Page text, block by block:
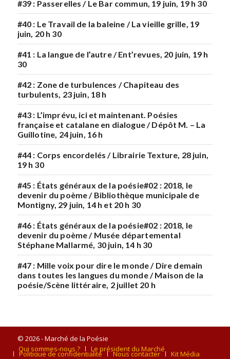
#39 : Passerelles / Le Bar commun, 19 juin, 19 h 30
#40 : Le Travail de la baleine / La vieille grille, 19
juin, 20 h 30
#41 : La langue de l’autre / Ent’revues, 20 juin, 19 h
30
#42 : Zone de turbulences / Chapiteau des
turbulents, 23 juin, 18 h
#43 : L’imprévu, ici et maintenant. Poésies
française et catalane en dialogue / Dépôt M. – La
Guillotine, 24 juin, 16 h
#44 : Corps encordelés / Librairie Texture, 28 juin,
19 h 30
#45 : États généraux de la poésie#02 : 2018, le
devenir du poème / Bibliothèque municipale de
Montigny, 29 juin, 14 h et 20 h 30
#46 : États généraux de la poésie#02 : 2018, le
devenir du poème / Musée départemental
Stéphane Mallarmé, 30 juin, 14 h 30
#47 : Mille voix pour dire le monde / Dire demain
dans toutes les langues du monde / Maison de la
poésie/Scène littéraire, 2 juillet 20 h
© 2026 - Marché de la Poésie
Qui sommes-nous ?
Le président du Marché
Politique de confidentialité Nous contacter Kit Média